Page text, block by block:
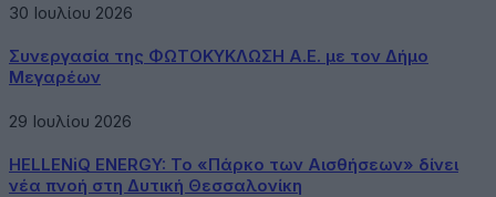
30 Ιουλίου 2026
Συνεργασία της ΦΩΤΟΚΥΚΛΩΣΗ Α.Ε. με τον Δήμο
Μεγαρέων
29 Ιουλίου 2026
HELLENiQ ENERGY: Το «Πάρκο των Αισθήσεων» δίνει
νέα πνοή στη Δυτική Θεσσαλονίκη